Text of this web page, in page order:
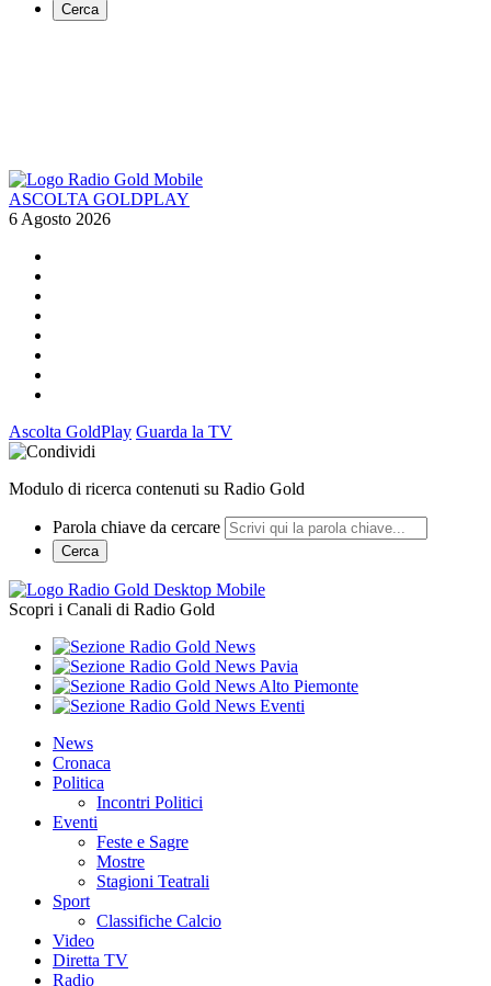
Cerca
ASCOLTA GOLDPLAY
6 Agosto 2026
Ascolta GoldPlay Guarda la TV
Modulo di ricerca contenuti su Radio Gold
Parola chiave da cercare
Cerca
Scopri i Canali di Radio Gold
News
Cronaca
Politica
Incontri Politici
Eventi
Feste e Sagre
Mostre
Stagioni Teatrali
Sport
Classifiche Calcio
Video
Diretta TV
Radio